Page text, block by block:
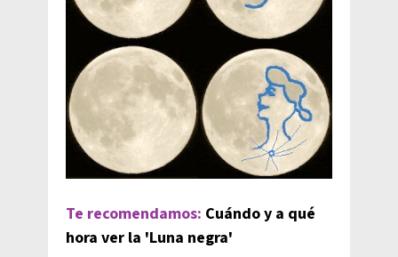
Te recomendamos: Cuándo y a qué
hora ver la 'Luna negra'